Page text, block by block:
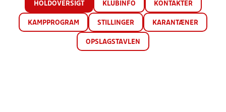
HOLDOVERSIGT KLUBINFO KONTAKTER
KAMPPROGRAM STILLINGER KARANTÆNER
OPSLAGSTAVLEN